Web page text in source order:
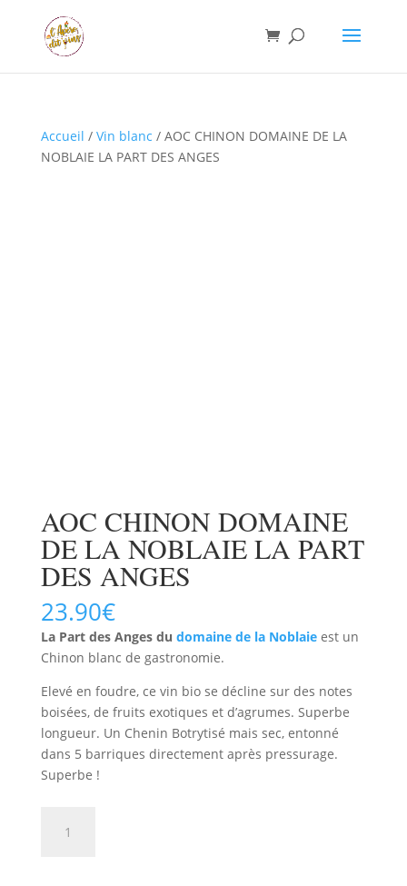
Accueil / Vin blanc / AOC CHINON DOMAINE DE LA
NOBLAIE LA PART DES ANGES
AOC CHINON DOMAINE
DE LA NOBLAIE LA PART
DES ANGES
23.90€
La Part des Anges du domaine de la Noblaieest un
Chinon blanc de gastronomie.
Elevé en foudre, ce vin bio se décline sur des notes
boisées, de fruits exotiques et d’agrumes. Superbe
longueur. Un Chenin Botrytisé mais sec, entonné
dans 5 barriques directement après pressurage.
Superbe !